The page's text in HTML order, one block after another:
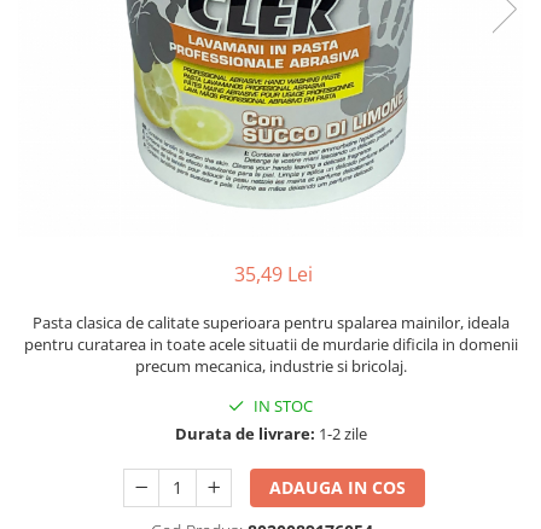
35,49 Lei
Pasta clasica de calitate superioara pentru spalarea mainilor, ideala
pentru curatarea in toate acele situatii de murdarie dificila in domenii
precum mecanica, industrie si bricolaj.
IN STOC
Durata de livrare: 1-2 zile
ADAUGA IN COS